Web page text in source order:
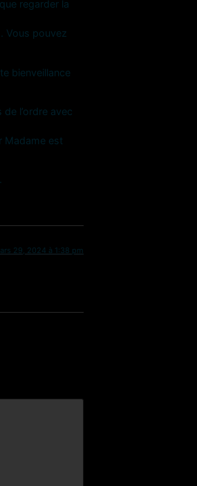
regarder la
Vous pouvez
bienveillance
l’ordre avec
Madame est
29, 2024 à 1:38 pm